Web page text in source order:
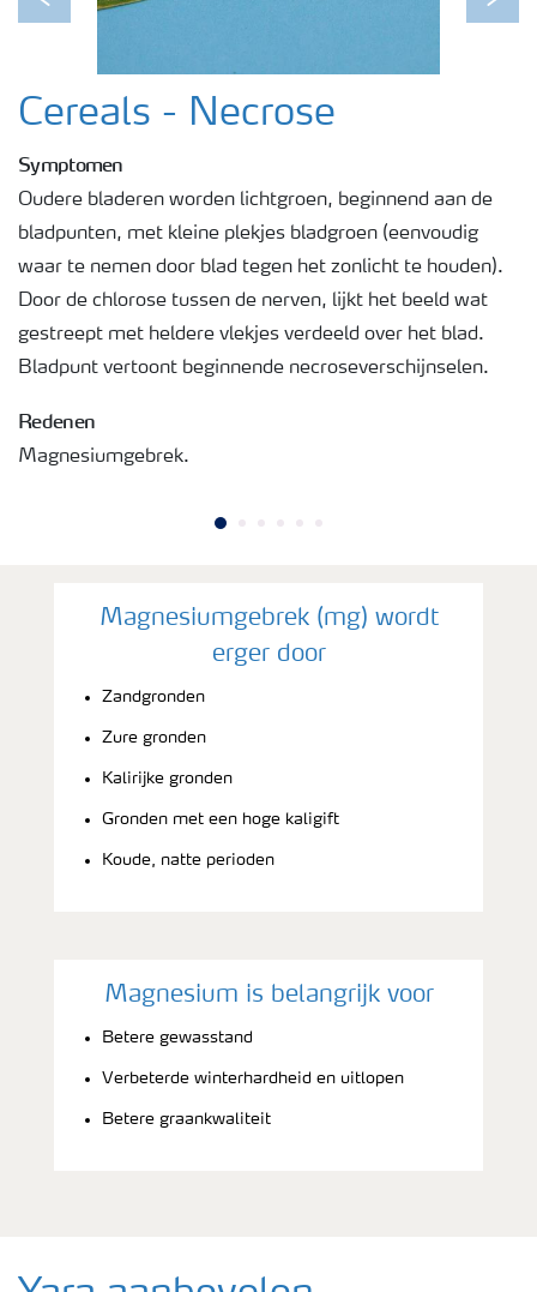
Previous Next
Cereals - Necrose
Symptomen
Oudere bladeren worden lichtgroen, beginnend aan de
bladpunten, met kleine plekjes bladgroen (eenvoudig
waar te nemen door blad tegen het zonlicht te houden).
Door de chlorose tussen de nerven, lijkt het beeld wat
gestreept met heldere vlekjes verdeeld over het blad.
Bladpunt vertoont beginnende necroseverschijnselen.
Redenen
Magnesiumgebrek.
Magnesiumgebrek (mg) wordt
erger door
Zandgronden
Zure gronden
Kalirijke gronden
Gronden met een hoge kaligift
Koude, natte perioden
Magnesium is belangrijk voor
Betere gewasstand
Verbeterde winterhardheid en uitlopen
Betere graankwaliteit